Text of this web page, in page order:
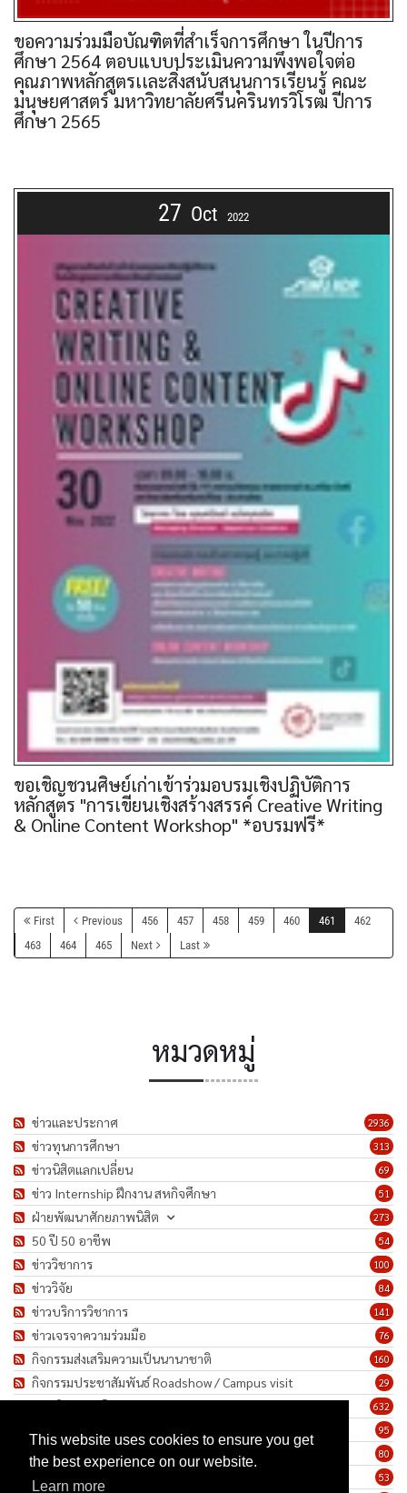
This website uses cookies to ensure you get
the best experience on our website.
Learn more
ขอความร่วมมือบัณฑิตที่สำเร็จการศึกษา ในปีการ
ศึกษา 2564 ตอบแบบประเมินความพึงพอใจต่อ
คุณภาพหลักสูตรเเละสิ่งสนับสนุนการเรียนรู้ คณะ
มนุษยศาสตร์ มหาวิทยาลัยศรีนครินทรวิโรฒ ปีการ
ศึกษา 2565
27 Oct 2022
ขอเชิญชวนศิษย์เก่าเข้าร่วมอบรมเชิงปฏิบัติการ
หลักสูตร "การเขียนเชิงสร้างสรรค์ Creative Writing
& Online Content Workshop" *อบรมฟรี*
First Previous 456 457 458 459 460 461
462
463
464 465 Next Last
หมวดหมู่
2936
ข่าวและประกาศ
313
ข่าวทุนการศึกษา
69
ข่าวนิสิตแลกเปลี่ยน
51
ข่าว Internship ฝึกงาน สหกิจศึกษา
273
ฝ่ายพัฒนาศักยภาพนิสิต
54
50 ปี 50 อาชีพ
100
ข่าววิชาการ
84
ข่าววิจัย
141
ข่าวบริการวิชาการ
76
ข่าวเจรจาความร่วมมือ
160
กิจกรรมส่งเสริมความเป็นนานาชาติ
29
กิจกรรมประชาสัมพันธ์ Roadshow / Campus visit
632
ภาพกิจกรรม/โครงการ
95
80
ทำนุบำรุงศิลปวัฒนธรรม
53
ข่าวประกาศรับสมัครงาน